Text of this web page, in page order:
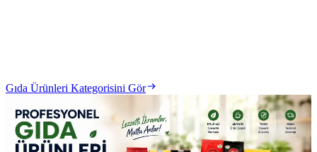
Gıda Ürünleri Kategorisini Gör